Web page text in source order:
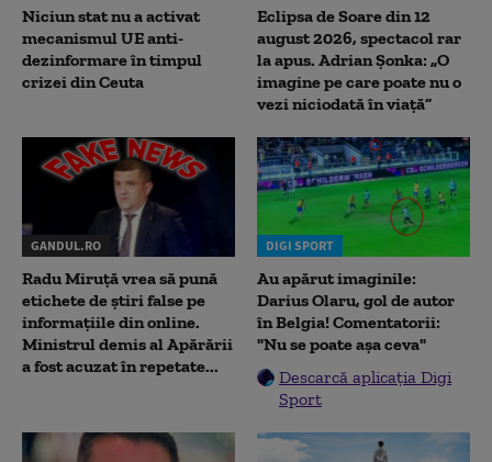
Niciun stat nu a activat
mecanismul UE anti-
dezinformare în timpul
crizei din Ceuta
Eclipsa de Soare din 12
august 2026, spectacol rar
la apus. Adrian Șonka: „O
imagine pe care poate nu o
vezi niciodată în viață”
GANDUL.RO
Radu Miruţă vrea să pună
etichete de știri false pe
informațiile din online.
Ministrul demis al Apărării
a fost acuzat în repetate...
DIGI SPORT
Au apărut imaginile:
Darius Olaru, gol de autor
în Belgia! Comentatorii:
"Nu se poate așa ceva"
Descarcă aplicația Digi
Sport